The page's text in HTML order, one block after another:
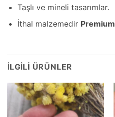
Taşlı ve mineli tasarımlar.
İthal malzemedir Premium
İLGILI ÜRÜNLER